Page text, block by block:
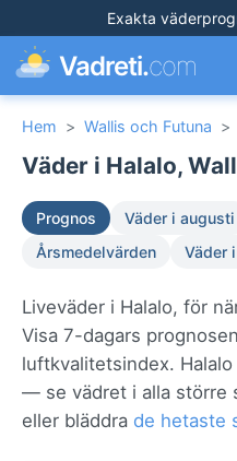
Exakta
Vadreti.com
Hem > Wallis och Futuna >
Väder i Halalo,
Prognos Väder i augusti
Årsmedelvärden
Väder
Liveväder i Halalo, för
Visa 7-dagars
luftkvalitetsindex. Halalo
— se vädret i alla större
eller bläddra de hetaste